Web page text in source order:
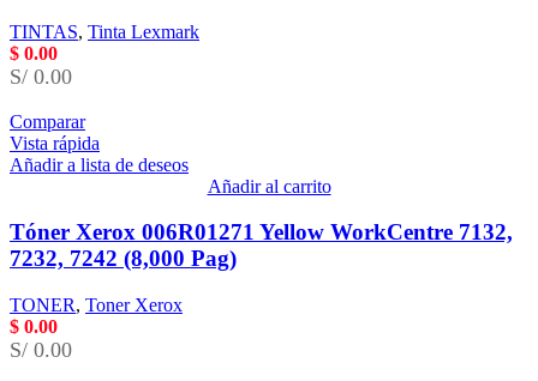
TINTAS, Tinta Lexmark
$ 0.00
S/ 0.00
Comparar
Vista rápida
Añadir a lista de deseos
Añadir al carrito
Tóner Xerox 006R01271 Yellow WorkCentre 7132,
7232, 7242 (8,000 Pag)
TONER, Toner Xerox
$ 0.00
S/ 0.00